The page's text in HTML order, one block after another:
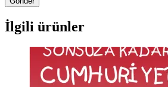
İlgili ürünler